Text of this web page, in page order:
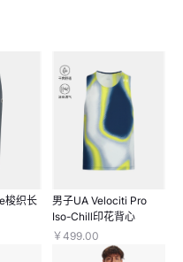
梭织长
男子UA Velociti Pro
Iso-Chill印花背心
￥499.00